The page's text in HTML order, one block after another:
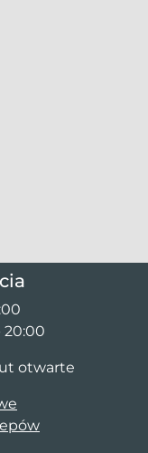
20:00
otwarte